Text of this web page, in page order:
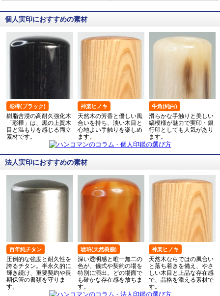
個人実印におすすめの素材
彩樺(ブラック)
樹脂含浸の高耐久強化木
「彩樺」は、黒の上質木
目と温もりを感じる両立
素材です。
神楽ヒノキ
天然木の芳香と優しい風
合いを持ち、淡い木目と
心地よい手触りを楽しめ
ます。
牛角(純白)
滑らかな手触りと美しい
縞模様が魅力で実印・銀
行印としても人気があり
ます。
法人実印におすすめの素材
百年純チタン
圧倒的な強度と耐久性を
誇るチタン。半永久的に
輝き続け、重要契約や長
期保管の書類を守りま
す。
琥珀(天然樹脂)
深い透明感と唯一無二の
色が、儀式や契約の場を
特別に演出。どの場面で
も確かな存在感を放ちま
す。
神楽ヒノキ
天然木ならではの風合い
と落ち着きを備え、やさ
しい木目と上品な存在感
で、品格を添える素材で
す。